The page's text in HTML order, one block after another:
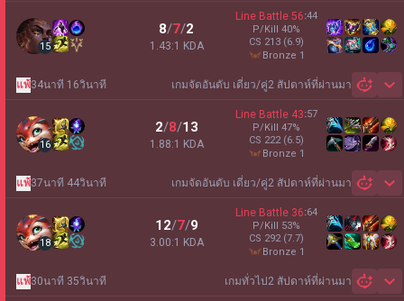
15
8/7/2
1.43:1 KDA
Line Battle 56:44
P/Kill 40%
CS 213 (6.9)
bronze 1
เกมจัดอันดับ เดี่ยว/คู่2 สัปดาห์ที่ผ่านมา
แพ้34นาที 16วินาที
16
2/8/13
1.88:1 KDA
Line Battle 43:57
P/Kill 47%
CS 222 (6.5)
bronze 1
เกมจัดอันดับ เดี่ยว/คู่2 สัปดาห์ที่ผ่านมา
แพ้37นาที 44วินาที
18
12/7/9
3.00:1 KDA
Line Battle 36:64
P/Kill 53%
CS 292 (7.7)
bronze 1
เกมทั่วไป2 สัปดาห์ที่ผ่านมา
แพ้30นาที 35วินาที